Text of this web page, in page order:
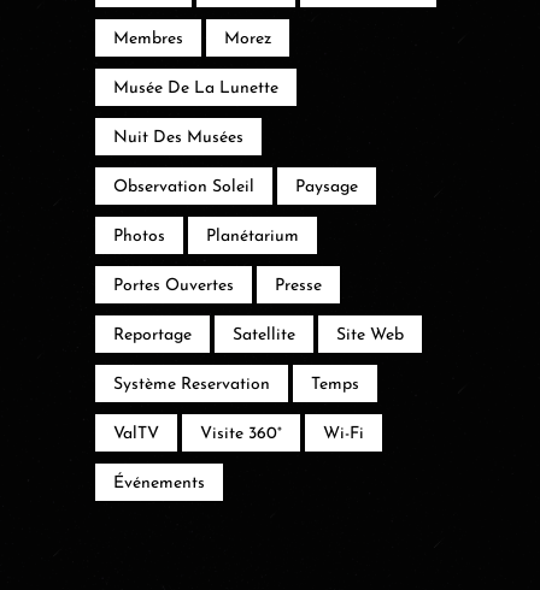
Membres Morez
Musée De La Lunette
Nuit Des Musées
Observation Soleil Paysage
Photos Planétarium
Portes Ouvertes Presse
Reportage Satellite Site Web
Système Reservation Temps
ValTV Visite 360° Wi-Fi
Événements